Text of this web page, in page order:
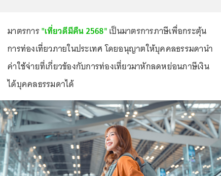
มาตรการ"เที่ยวดีมีคืน 2568"เป็นมาตรการภาษีเพื่อกระตุ้น
การท่องเที่ยวภายในประเทศ โดยอนุญาตให้บุคคลธรรมดานำ
ค่าใช้จ่ายที่เกี่ยวข้องกับการท่องเที่ยวมาหักลดหย่อนภาษีเงิน
ได้บุคคลธรรมดาได้